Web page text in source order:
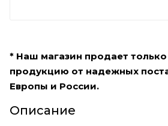
* Наш магазин продает
продукцию от надежных
Европы и России.
Описание